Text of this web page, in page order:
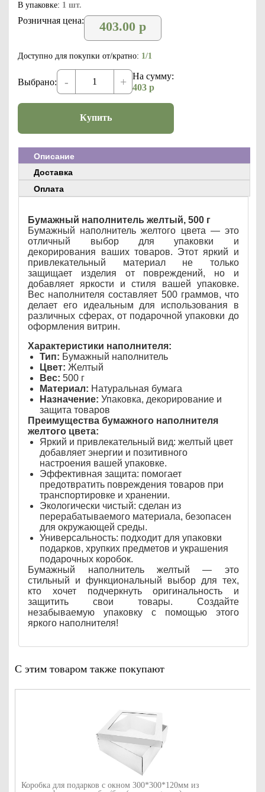
В упаковке: 1 шт.
Розничная цена: 403.00 р
Доступно для покупки от/кратно: 1/1
Выбрано: - +
На сумму:
403 р
Купить
Описание
Доставка
Оплата
Бумажный наполнитель желтый, 500 г
Бумажный наполнитель желтого цвета — это
отличный выбор для упаковки и
декорирования ваших товаров. Этот яркий и
привлекательный материал не только
защищает изделия от повреждений, но и
добавляет яркости и стиля вашей упаковке.
Вес наполнителя составляет 500 граммов, что
делает его идеальным для использования в
различных сферах, от подарочной упаковки до
оформления витрин.
Характеристики наполнителя:
Тип: Бумажный наполнитель
Цвет: Желтый
Вес: 500 г
Материал: Натуральная бумага
Назначение: Упаковка, декорирование и
защита товаров
Преимущества бумажного наполнителя
желтого цвета:
Яркий и привлекательный вид: желтый цвет
добавляет энергии и позитивного
настроения вашей упаковке.
Эффективная защита: помогает
предотвратить повреждения товаров при
транспортировке и хранении.
Экологически чистый: сделан из
перерабатываемого материала, безопасен
для окружающей среды.
Универсальность: подходит для упаковки
подарков, хрупких предметов и украшения
подарочных коробок.
Бумажный наполнитель желтый — это
стильный и функциональный выбор для тех,
кто хочет подчеркнуть оригинальность и
защитить свои товары. Создайте
незабываемую упаковку с помощью этого
яркого наполнителя!
С этим товаром также покупают
Коробка для подарков с окном 300*300*120мм из